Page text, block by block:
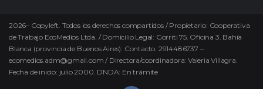
2026– Copyleft. Todos los derechos compartidos / Propietario: Cooperativa
de Trabajo EcoMedios Ltda. / Domicilio Legal: Gorriti 75. Oficina 3. Bahía
Blanca (provincia de Buenos Aires). Contacto. 2914486737 –
ecomedios.adm@gmail.com / Directora/coordinadora: Valeria Villagra.
Fecha de inicio: julio 2000. DNDA: En trámite